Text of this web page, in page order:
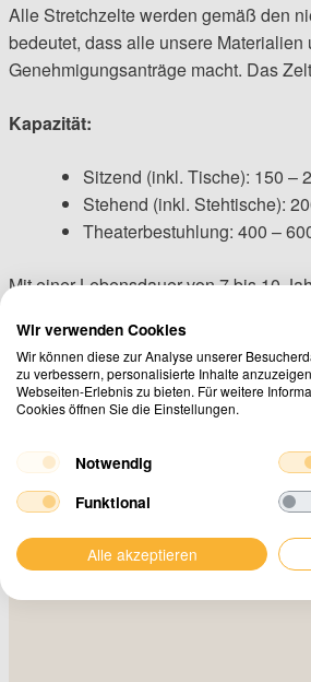
Alle Stretchzelte werden gemäß den
bedeutet, dass alle unsere
Genehmigungsanträge macht. Das
Kapazität:
Sitzend (inkl. Tische): 150 –
Stehend (inkl. Stehtische):
Theaterbestuhlung: 400 –
Mit einer Lebensdauer von 7 bis 10
Hinweis: Für den Aufbau ist eine
Hindernissen oder Vegetation.
Wir verwenden Cookies
Wir können diese zur Analyse unserer
zu verbessern, personalisierte Inhalte
Webseiten-Erlebnis zu bieten. Für weitere
Cookies öffnen Sie die Einstellungen.
Notwendig
Funktional
Alle akzeptieren